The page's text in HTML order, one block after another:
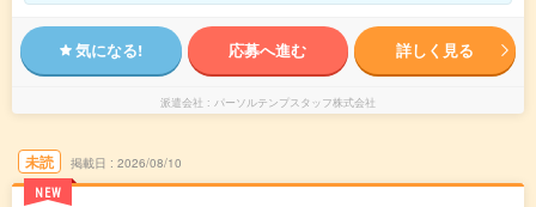
気になる! 応募へ進む 詳しく見る
派遣会社 パーソルテンプスタッフ株式会社
未読
NEW
掲載日 2026/08/10